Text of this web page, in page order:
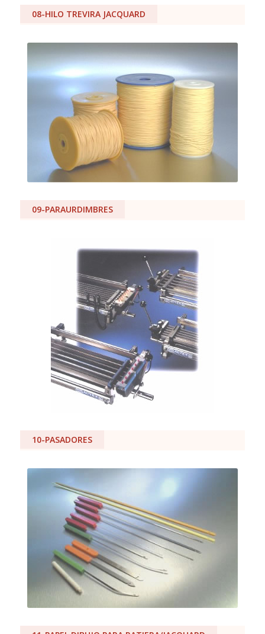
08-HILO TREVIRA JACQUARD
09-PARAURDIMBRES
10-PASADORES